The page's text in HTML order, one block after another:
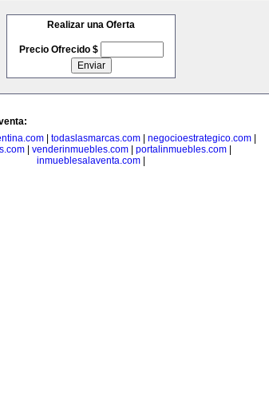
Realizar una Oferta
Precio Ofrecido $
| todaslasmarcas.com| negocioestrategico.com|
| venderinmuebles.com| portalinmuebles.com|
inmueblesalaventa.com